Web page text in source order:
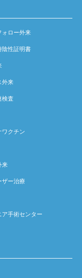
ォロー外来
陰性証明書
外来
検査
ワクチン
来
ザー治療
ア手術センター